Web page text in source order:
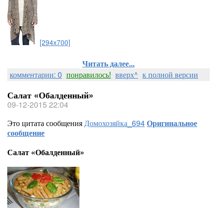
[294x700]
Читать далее...
комментарии: 0 понравилось! вверх^ к полной версии
Салат «Обалденный»
09-12-2015 22:04
Это цитата сообщенияДомохозяйка_694Оригинальное
сообщение
Салат «Обалденный»